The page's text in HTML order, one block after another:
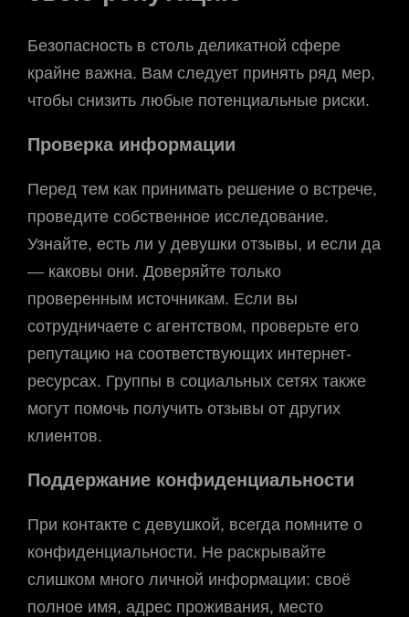
Безопасность в столь деликатной сфере
крайне важна. Вам следует принять ряд мер,
чтобы снизить любые потенциальные риски.
Проверка информации
Перед тем как принимать решение о встрече,
проведите собственное исследование.
Узнайте, есть ли у девушки отзывы, и если да
— каковы они. Доверяйте только
проверенным источникам. Если вы
сотрудничаете с агентством, проверьте его
репутацию на соответствующих интернет-
ресурсах. Группы в социальных сетях также
могут помочь получить отзывы от других
клиентов.
Поддержание конфиденциальности
При контакте с девушкой, всегда помните о
конфиденциальности. Не раскрывайте
слишком много личной информации: своё
полное имя, адрес проживания, место